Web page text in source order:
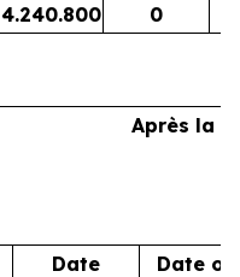
4.240.800 0
Après la
Date
Date ou